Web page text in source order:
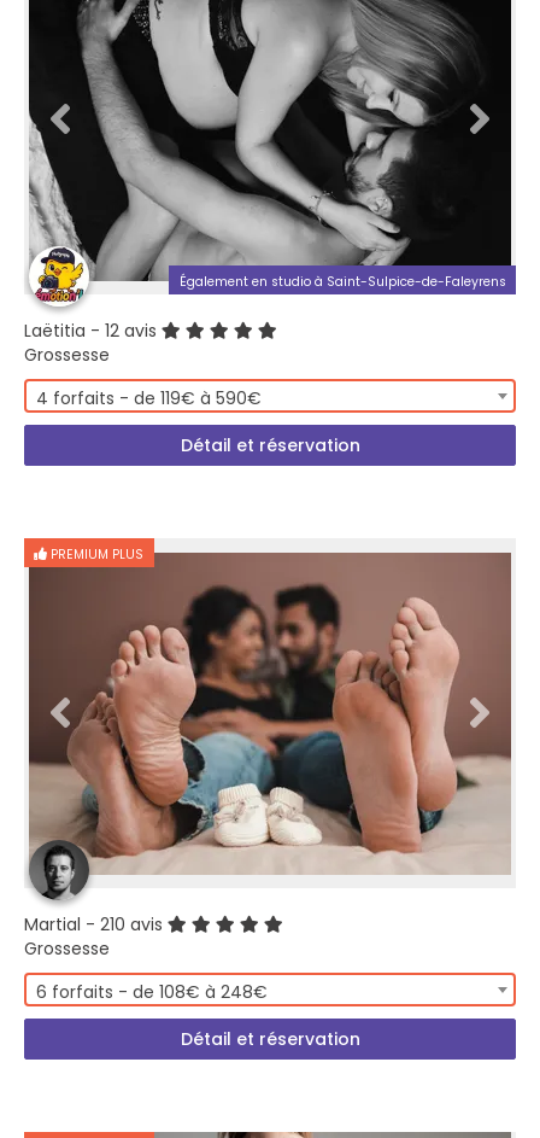
Également en studio à Saint-Sulpice-de-Faleyrens
Laëtitia - 12 avis
Grossesse
4 forfaits - de 119€ à 590€
Détail et réservation
PREMIUM PLUS
Martial - 210 avis
Grossesse
6 forfaits - de 108€ à 248€
Détail et réservation